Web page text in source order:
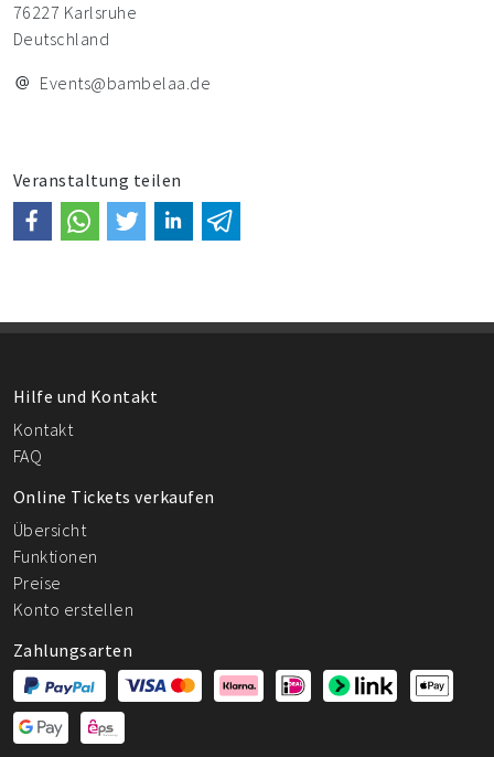
76227 Karlsruhe
Deutschland
Events@bambelaa.de
Veranstaltung teilen
Hilfe und Kontakt
Kontakt
FAQ
Online Tickets verkaufen
Übersicht
Funktionen
Preise
Konto erstellen
Zahlungsarten